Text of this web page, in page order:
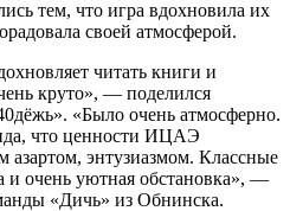
тем, что игра вдохновила их
своей атмосферой.
читать книги и
круто», — поделился
«Было очень атмосферно.
что ценности ИЦАЭ
азартом, энтузиазмом. Классные
и очень уютная обстановка», —
«Дичь» из Обнинска.